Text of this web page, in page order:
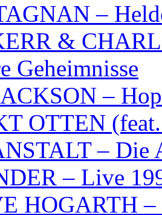
–
&
Geheimnisse
–
OTTEN
– Die
– Live
HOGARTH –